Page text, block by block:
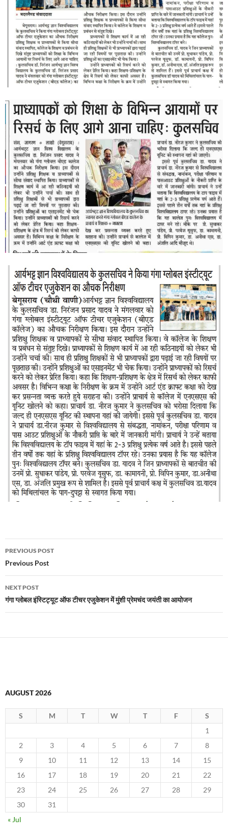
Post
navigation
PREVIOUS POST
Previous Post
NEXT POST
गंगा ग्लोबल इंस्टिट्यूट ऑफ टीचर एजुकेशन में मुंशी प्रेमचंद जयंती का आयोजन
AUGUST 2026
S M T W T F
S
1
2
3 4 5 6 7
8
9
10 11 12 13 14
15
16
17 18 19 20 21
22
23
24 25 26 27 28
29
30
31
« Jul